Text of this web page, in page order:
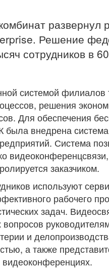
развернул
Решение
сотрудников в
системой филиалов
решения
Для обеспечения
внедрена
Система
заказчиком.
используют
рабочего
задач.
и
а также